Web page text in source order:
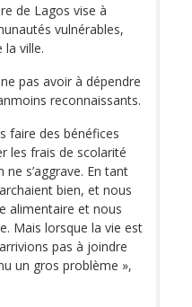
de Lagos vise à
vulnérables,
la ville.
pas avoir à dépendre
reconnaissants.
faire des bénéfices
les frais de scolarité
s’aggrave. En tant
bien, et nous
alimentaire et nous
Mais lorsque la vie est
pas à joindre
un gros problème »,